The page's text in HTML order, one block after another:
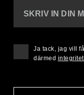
SKRIV IN DIN
Ja tack, jag vill
därmed